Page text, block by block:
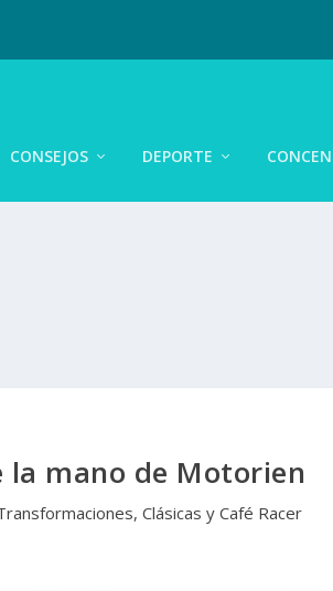
CONSEJOS DEPORTE
la mano de Motorien
Clásicas y Café Racer